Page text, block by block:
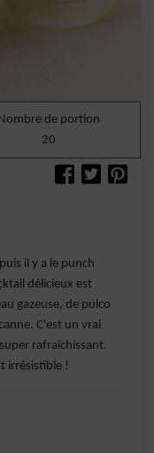
de portion
20
il y a le punch
délicieux est
gazeuse, de pulco
C'est un vrai
rafraîchissant.
irrésistible !